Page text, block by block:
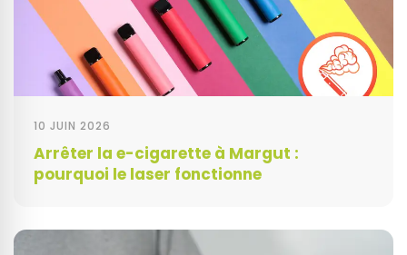
10 JUIN 2026
Arrêter la e-cigarette à Margut :
pourquoi le laser fonctionne